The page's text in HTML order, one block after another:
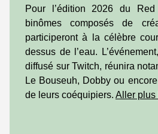
Pour l’édition 2026 du
binômes composés de
participeront à la célèbre
dessus de l’eau.
diffusé sur Twitch, réunira
Le Bouseuh, Dobby ou
de leurs coéquipiers. Aller plus